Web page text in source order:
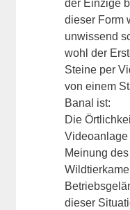
der Einzige
dieser Form
unwissend
wohl der
Steine per
von einem
Banal ist:
Die
Videoanlage
Meinung
dieser